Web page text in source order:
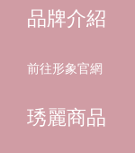
品牌介紹
前往形象官網
琇麗商品